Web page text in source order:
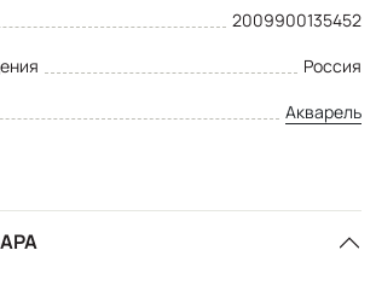
2009900135452
Россия
Акварель